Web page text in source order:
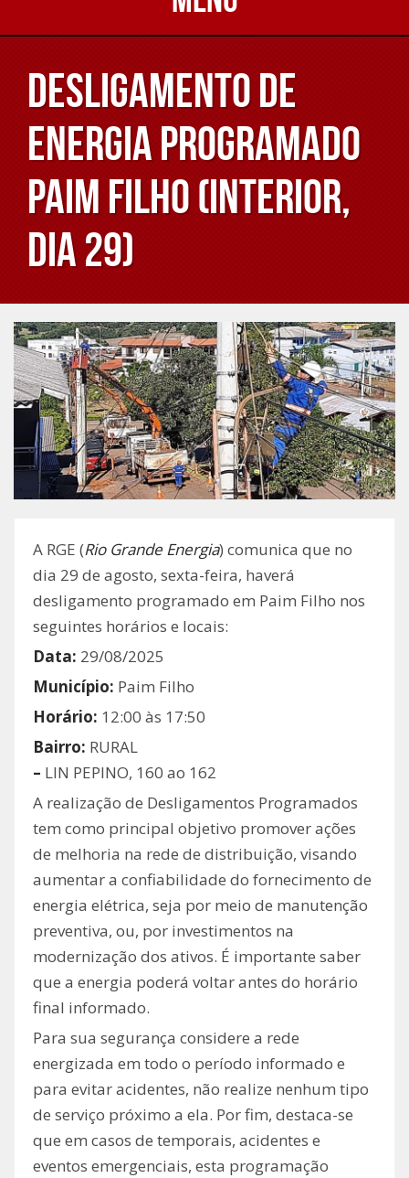
Desligamento de
energia programado
Paim Filho (interior,
dia 29)
A RGE (Rio Grande Energia) comunica que no
dia 29 de agosto, sexta-feira, haverá
desligamento programado em Paim Filho nos
seguintes horários e locais:
Data: 29/08/2025
Município: Paim Filho
Horário: 12:00 às 17:50
Bairro: RURAL
– LIN PEPINO, 160 ao 162
A realização de Desligamentos Programados
tem como principal objetivo promover ações
de melhoria na rede de distribuição, visando
aumentar a confiabilidade do fornecimento de
energia elétrica, seja por meio de manutenção
preventiva, ou, por investimentos na
modernização dos ativos. É importante saber
que a energia poderá voltar antes do horário
final informado.
Para sua segurança considere a rede
energizada em todo o período informado e
para evitar acidentes, não realize nenhum tipo
de serviço próximo a ela. Por fim, destaca-se
que em casos de temporais, acidentes e
eventos emergenciais, esta programação